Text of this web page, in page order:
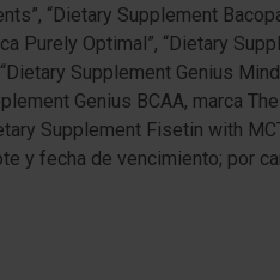
“Dietary Supplement
Purely Optimal”, “Dietary
Supplement Genius
Genius BCAA, marca
Supplement Fisetin with
y fecha de vencimiento; por